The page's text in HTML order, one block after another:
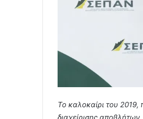
Το καλοκαίρι του